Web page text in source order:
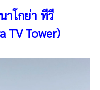
นาโกย่า ทีวี
TV Tower)